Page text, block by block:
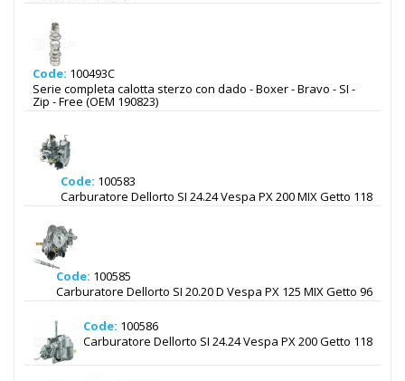
Code: 100493C
Serie completa calotta sterzo con dado - Boxer - Bravo - SI -
Zip - Free (OEM 190823)
Code: 100583
Carburatore Dellorto SI 24.24 Vespa PX 200 MIX Getto 118
Code: 100585
Carburatore Dellorto SI 20.20 D Vespa PX 125 MIX Getto 96
Code: 100586
Carburatore Dellorto SI 24.24 Vespa PX 200 Getto 118